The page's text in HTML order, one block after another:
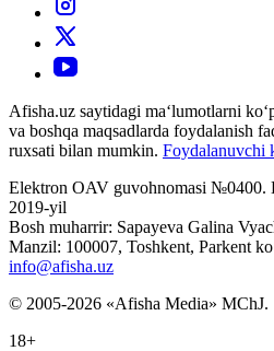
Afisha.uz saytidagi ma‘lumotlarni
va boshqa maqsadlarda foydalanish
ruxsati bilan mumkin. Foydalanuvchi
Elektron OAV guvohnomasi №0400.
2019-yil
Bosh muharrir: Sapayeva Galina
Manzil: 100007, Toshkent, Parkent
info@afisha.uz
© 2005-2026 «Afisha Media» MChJ.
18+